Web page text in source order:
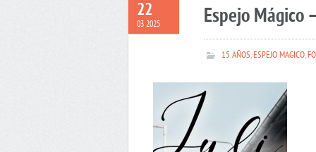
22
03 2025 Espejo Mágico
15 AÑOS,ESPEJO MAGICO,